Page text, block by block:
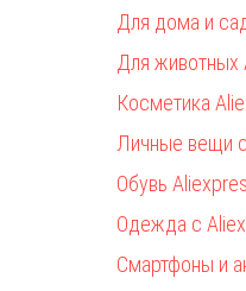
Для дома и
Для животных
Косметика
Личные вещи
Обувь
Одежда с
Смартфоны и